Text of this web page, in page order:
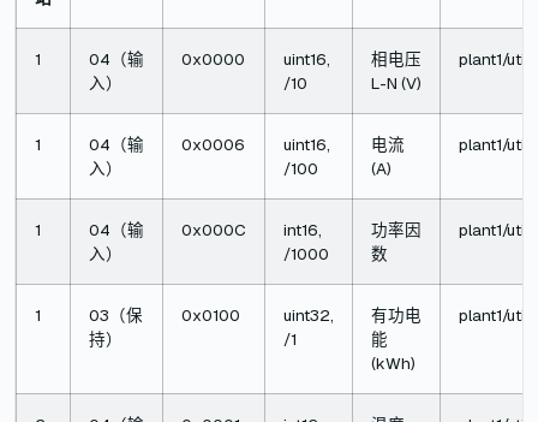
1
04（输
入）
0x0000
uint16,
/10
相电压
L-N (V)
plant1/
1
04（输
入）
0x0006
uint16,
/100
电流
(A)
plant1/
1
04（输
入）
0x000C
int16,
/1000
功率因
数
plant1/
1
03（保
持）
0x0100
uint32,
/1
有功电
能
(kWh)
plant1/